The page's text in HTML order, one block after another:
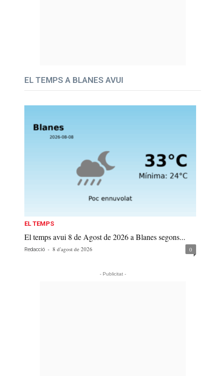
EL TEMPS A BLANES AVUI
EL TEMPS
El temps avui 8 de Agost de 2026 a Blanes segons...
Redacció - 8 d'agost de 2026 0
- Publicitat -